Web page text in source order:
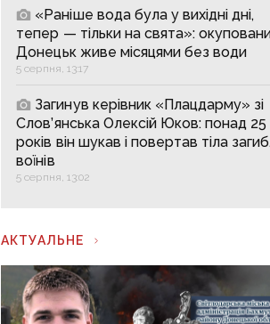
«Раніше вода була у вихідні дні,
тепер — тільки на свята»:
Донецьк живе місяцями без води
5 серпня, 13:17
Загинув керівник «Плацдарму» зі
Слов’янська Олексій Юков: понад 25
років він шукав і повертав тіла
воїнів
5 серпня, 13:02
АКТУАЛЬНЕ